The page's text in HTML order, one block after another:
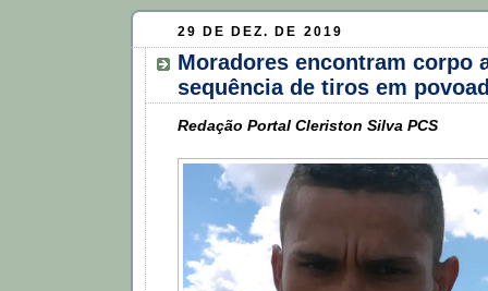
29 DE DEZ. DE 2019
Moradores encontram corpo
sequência de tiros em
Redação Portal Cleriston Silva PCS